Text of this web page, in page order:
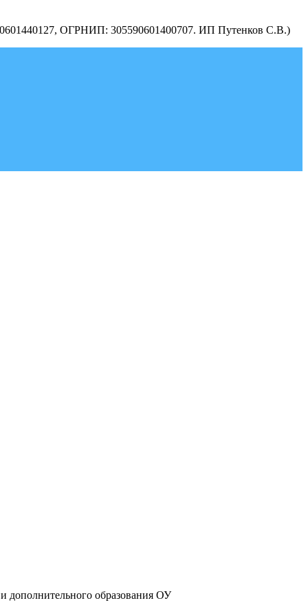
ОГРНИП: 305590601400707. ИП Путенков С.В.)
дополнительного образования ОУ